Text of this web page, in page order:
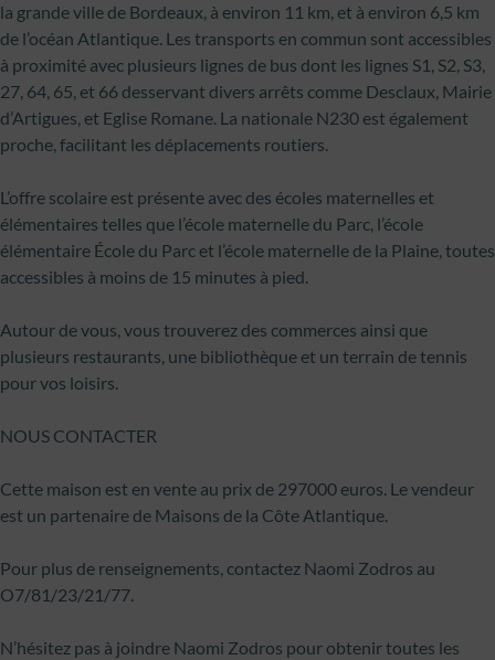
la grande ville de Bordeaux, à environ 11 km, et à environ 6,5 km
de l’océan Atlantique. Les transports en commun sont accessibles
à proximité avec plusieurs lignes de bus dont les lignes S1, S2, S3,
27, 64, 65, et 66 desservant divers arrêts comme Desclaux, Mairie
d’Artigues, et Eglise Romane. La nationale N230 est également
proche, facilitant les déplacements routiers.
L’offre scolaire est présente avec des écoles maternelles et
élémentaires telles que l’école maternelle du Parc, l’école
élémentaire École du Parc et l’école maternelle de la Plaine, toutes
accessibles à moins de 15 minutes à pied.
Autour de vous, vous trouverez des commerces ainsi que
plusieurs restaurants, une bibliothèque et un terrain de tennis
pour vos loisirs.
NOUS CONTACTER
Cette maison est en vente au prix de 297000 euros. Le vendeur
est un partenaire de Maisons de la Côte Atlantique.
Pour plus de renseignements, contactez Naomi Zodros au
O7/81/23/21/77.
N’hésitez pas à joindre Naomi Zodros pour obtenir toutes les